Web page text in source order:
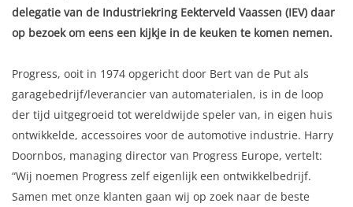
delegatie van de Industriekring Eekterveld Vaassen (IEV) daar
op bezoek om eens een kijkje in de keuken te komen nemen.
Progress, ooit in 1974 opgericht door Bert van de Put als
garagebedrijf/leverancier van automaterialen, is in de loop
der tijd uitgegroeid tot wereldwijde speler van, in eigen huis
ontwikkelde, accessoires voor de automotive industrie. Harry
Doornbos, managing director van Progress Europe, vertelt:
“Wij noemen Progress zelf eigenlijk een ontwikkelbedrijf.
Samen met onze klanten gaan wij op zoek naar de beste